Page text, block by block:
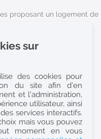
proposant un logement de
métier
F)
validée (H/F)
- Esthéticienne (H/F)
sur
des cookies pour
du site afin d’en
et l’administration,
utilisateur, ainsi
services interactifs.
mais vous pouvez
moment en vous